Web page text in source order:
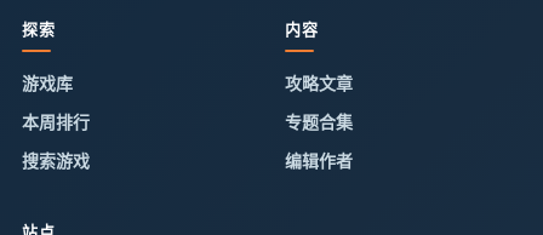
探索
游戏库
本周排行
搜索游戏
内容
攻略文章
专题合集
编辑作者